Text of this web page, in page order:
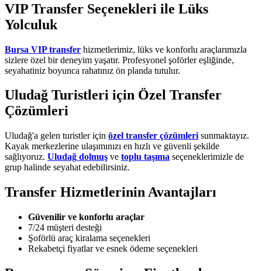
VIP Transfer Seçenekleri ile Lüks
Yolculuk
Bursa VIP transfer hizmetlerimiz, lüks ve konforlu araçlarımızla
sizlere özel bir deneyim yaşatır. Profesyonel şoförler eşliğinde,
seyahatiniz boyunca rahatınız ön planda tutulur.
Uludağ Turistleri için Özel Transfer
Çözümleri
Uludağ'a gelen turistler için özel transfer çözümleri sunmaktayız.
Kayak merkezlerine ulaşımınızı en hızlı ve güvenli şekilde
sağlıyoruz. Uludağ dolmuş ve toplu taşıma seçeneklerimizle de
grup halinde seyahat edebilirsiniz.
Transfer Hizmetlerinin Avantajları
Güvenilir ve konforlu araçlar
7/24 müşteri desteği
Şoförlü araç kiralama seçenekleri
Rekabetçi fiyatlar ve esnek ödeme seçenekleri